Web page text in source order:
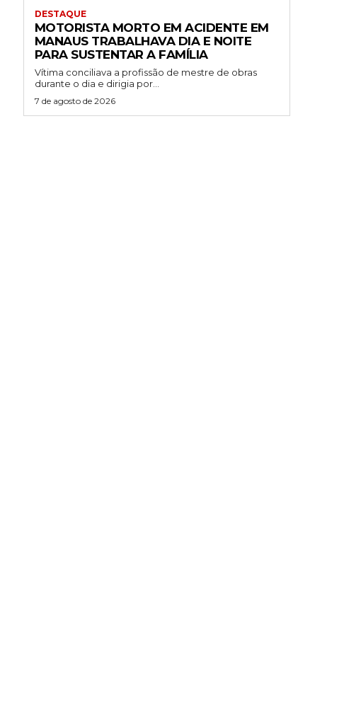
DESTAQUE
MOTORISTA MORTO EM ACIDENTE EM
MANAUS TRABALHAVA DIA E NOITE
PARA SUSTENTAR A FAMÍLIA
Vítima conciliava a profissão de mestre de obras
durante o dia e dirigia por...
7 de agosto de 2026